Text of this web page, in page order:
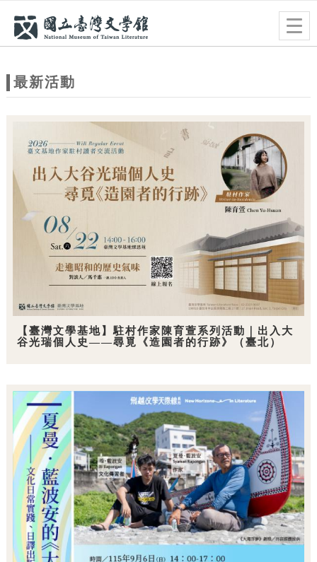
站最新活動
【臺灣文學基地】駐村作家陳育萱系列活動｜出入大
谷光瑞個人史——尋覓《造園者的行跡》（臺北）